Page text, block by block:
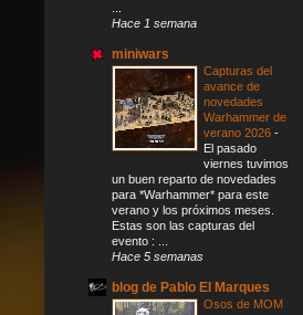
Hace 1 semana
miniwars
Capturas del
avance de
novedades
Warhammer de
verano 2026 -
El pasado
viernes tuvimos
un buen reparto de novedades
para *Warhammer* para este
verano y los próximos meses.
Estas son las capturas del
evento : ...
Hace 5 semanas
blog de Pablo El Marques
Osos de MOM